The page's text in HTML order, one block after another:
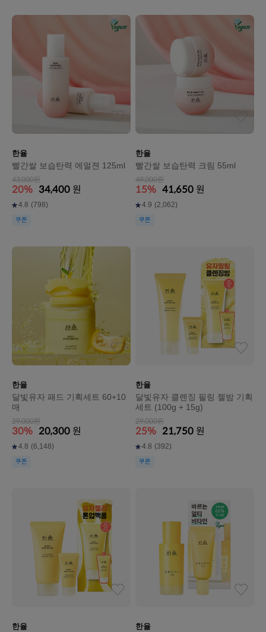
한율
빨간쌀 보습탄력 에멀젼 125ml
43,000원
20% 34,400 원
4.8 (798)
쿠폰
한율
빨간쌀 보습탄력 크림 55ml
49,000원
15% 41,650 원
4.9 (2,062)
쿠폰
한율
달빛유자 패드 기획세트 60+10
매
29,000원
30% 20,300 원
4.8 (6,148)
쿠폰
한율
달빛유자 클렌징 필링 젤밤 기획
세트 (100g + 15g)
29,000원
25% 21,750 원
4.8 (392)
쿠폰
한율 한율